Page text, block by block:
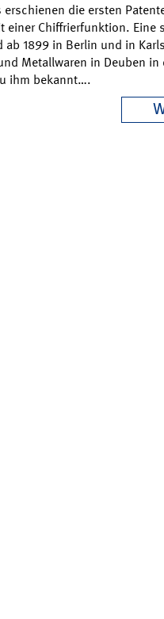
erschienen die ersten
einer Chiffrierfunktion. Eine
1899 in Berlin und in
Metallwaren in Deuben in
ihm bekannt….